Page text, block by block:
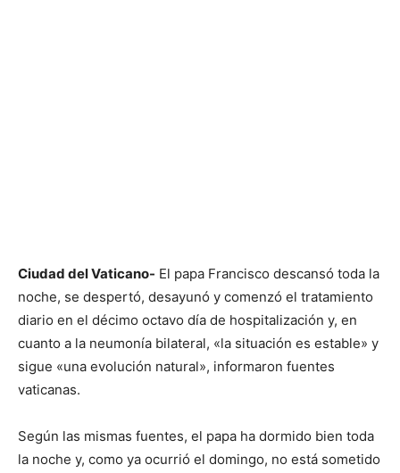
Ciudad del Vaticano- El papa Francisco descansó toda la
noche, se despertó, desayunó y comenzó el tratamiento
diario en el décimo octavo día de hospitalización y, en
cuanto a la neumonía bilateral, «la situación es estable» y
sigue «una evolución natural», informaron fuentes
vaticanas.
Según las mismas fuentes, el papa ha dormido bien toda
la noche y, como ya ocurrió el domingo, no está sometido